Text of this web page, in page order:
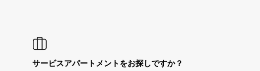
サービスアパートメントをお探しですか？